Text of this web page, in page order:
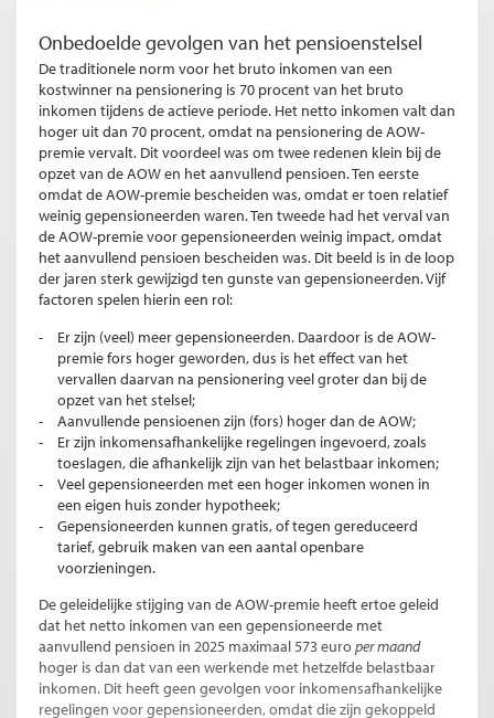
Onbedoelde gevolgen van het pensioenstelsel
De traditionele norm voor het bruto inkomen van een
kostwinner na pensionering is 70 procent van het bruto
inkomen tijdens de actieve periode. Het netto inkomen valt dan
hoger uit dan 70 procent, omdat na pensionering de AOW-
premie vervalt. Dit voordeel was om twee redenen klein bij de
opzet van de AOW en het aanvullend pensioen. Ten eerste
omdat de AOW-premie bescheiden was, omdat er toen relatief
weinig gepensioneerden waren. Ten tweede had het verval van
de AOW-premie voor gepensioneerden weinig impact, omdat
het aanvullend pensioen bescheiden was. Dit beeld is in de loop
der jaren sterk gewijzigd ten gunste van gepensioneerden. Vijf
factoren spelen hierin een rol:
Er zijn (veel) meer gepensioneerden. Daardoor is de AOW-
premie fors hoger geworden, dus is het effect van het
vervallen daarvan na pensionering veel groter dan bij de
opzet van het stelsel;
Aanvullende pensioenen zijn (fors) hoger dan de AOW;
Er zijn inkomensafhankelijke regelingen ingevoerd, zoals
toeslagen, die afhankelijk zijn van het belastbaar inkomen;
Veel gepensioneerden met een hoger inkomen wonen in
een eigen huis zonder hypotheek;
Gepensioneerden kunnen gratis, of tegen gereduceerd
tarief, gebruik maken van een aantal openbare
voorzieningen.
De geleidelijke stijging van de AOW-premie heeft ertoe geleid
dat het netto inkomen van een gepensioneerde met
aanvullend pensioen in 2025 maximaal 573 euro per maand
hoger is dan dat van een werkende met hetzelfde belastbaar
inkomen. Dit heeft geen gevolgen voor inkomensafhankelijke
regelingen voor gepensioneerden, omdat die zijn gekoppeld